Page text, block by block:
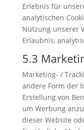
Erlebnis für
analytischen
Nutzung unserer
Erlaubnis,
5.3
Marketing- /
andere Form der
Erstellung von
um Werbung
dieser Website